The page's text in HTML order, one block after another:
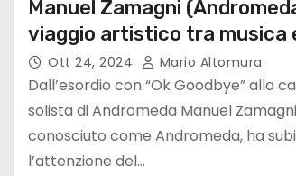
Manuel Zamagni
viaggio artistico tra musica
Ott 24, 2024 Mario Altomura
Dall’esordio con “Ok Goodbye” alla
solista di Andromeda Manuel
conosciuto come Andromeda, ha
l’attenzione del…